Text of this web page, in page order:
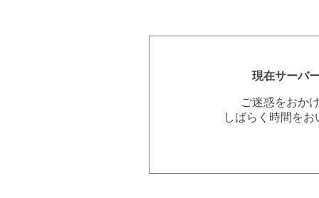
現在サーバ
ご迷惑をおか
しばらく時間を